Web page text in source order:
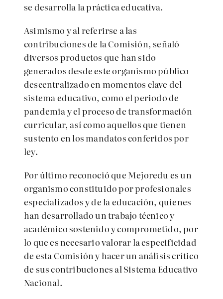
se desarrolla la práctica educativa.
Asimismo y alreferirse a las
contribuciones de la Comisión, señaló
diversos productos que han sido
generados desde este organismo público
descentralizado en momentos clave del
sistema educativo, como el periodo de
pandemia y el proceso de transformación
curricular, así como aquellos que tienen
sustento en los mandatos conferidos por
ley.
Por último reconoció que Mejoredu es un
organismo constituido por profesionales
especializados y de la educación, quienes
han desarrollado un trabajo técnico y
académico sostenido y comprometido, por
lo que es necesario valorar la especificidad
de esta Comisión y hacer un análisis crítico
de sus contribuciones al Sistema Educativo
Nacional.